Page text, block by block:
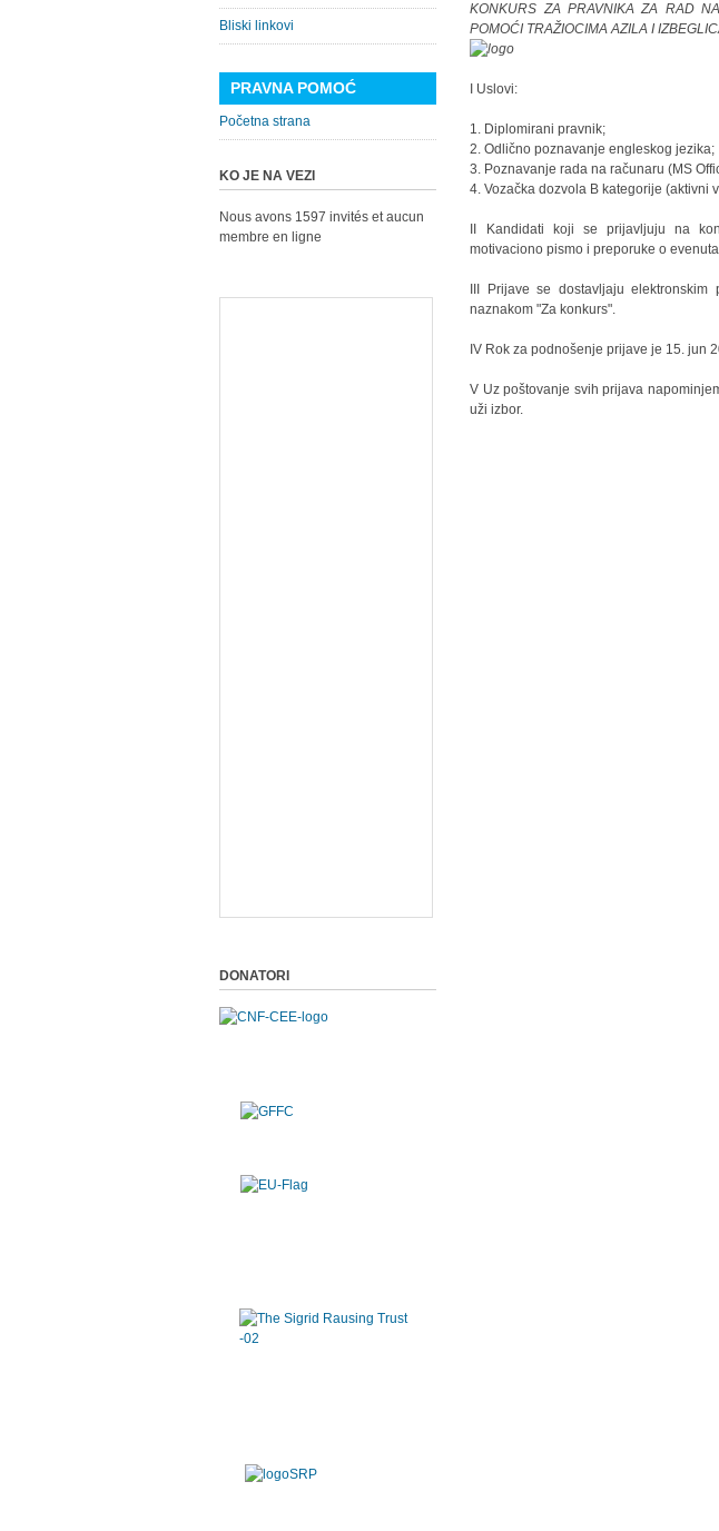
KONKURS ZA PRAVNIKA ZA RAD
POMOĆI TRAŽIOCIMA AZILA I
I Uslovi:
1. Diplomirani pravnik;
2. Odlično poznavanje engleskog jezika;
3. Poznavanje rada na računaru (MS
4. Vozačka dozvola B kategorije (aktivni
II Kandidati koji se prijavljuju na
motivaciono pismo i preporuke o
III Prijave se dostavljaju
naznakom "Za konkurs".
IV Rok za podnošenje prijave je 15. jun
V Uz poštovanje svih prijava
uži izbor.
Bliski linkovi
PRAVNA POMOĆ
Početna strana
KO JE NA VEZI
Nous avons 1597 invités et aucun
membre en ligne
DONATORI